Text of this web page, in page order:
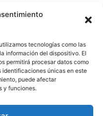
tecnologías como las
información del dispositivo. El
permitirá procesar datos como
identificaciones únicas en este
puede afectar
y funciones.
país y beneficia los
de ambas
nacional; al mismo
de servicios
científico, la educación
comunidades como
conservación de